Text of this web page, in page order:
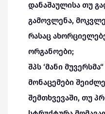
დანაშაულისა თუ
გამოვლენა,
რასაც
ორგანოები;
შპს ‘მანი
მონაცემები
შემთხვევაში, თუ